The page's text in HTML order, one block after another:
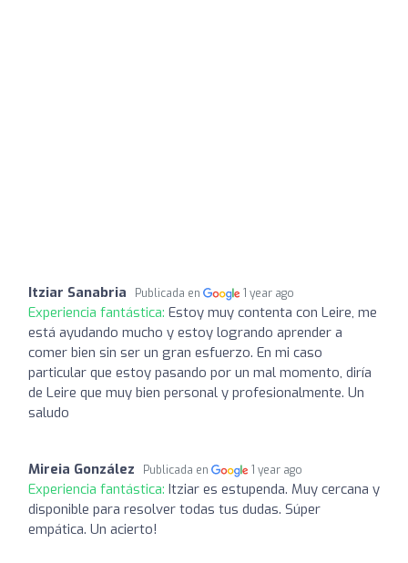
Itziar Sanabria Publicada en 1 year ago
Experiencia fantástica: Estoy muy contenta con Leire, me
está ayudando mucho y estoy logrando aprender a
comer bien sin ser un gran esfuerzo. En mi caso
particular que estoy pasando por un mal momento, diría
de Leire que muy bien personal y profesionalmente. Un
saludo
Mireia González Publicada en 1 year ago
Experiencia fantástica: Itziar es estupenda. Muy cercana y
disponible para resolver todas tus dudas. Súper
empática. Un acierto!